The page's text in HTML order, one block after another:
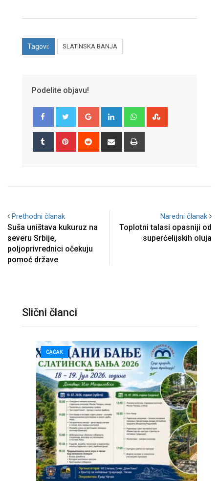
Tagovi: SLATINSKA BANJA
Podelite objavu!
Google+ LinkedIn Whatsapp
Tumblr Pinterest Reddit
Share
Prethodni članak
Suša uništava kukuruz na
severu Srbije,
poljoprivrednici očekuju
pomoć države
Naredni članak
Toplotni talasi opasniji od
superćelijskih oluja
Slični članci
ČAČAK